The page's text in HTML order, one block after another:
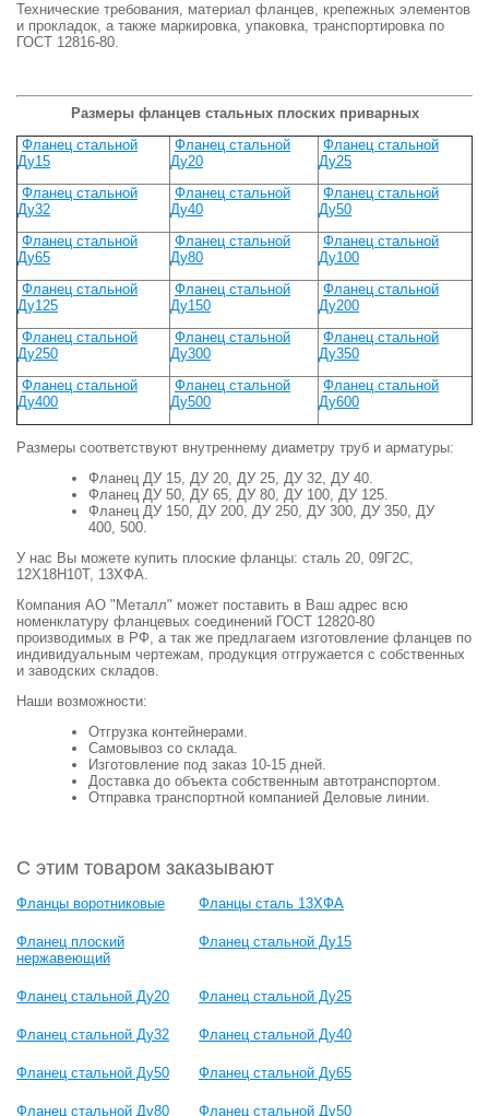
Технические требования, материал фланцев, крепежных элементов
и прокладок, а также маркировка, упаковка, транспортировка по
ГОСТ 12816-80.
Размеры фланцев стальных плоских приварных
Фланец стальной
Ду15
Фланец стальной
Ду20
Фланец стальной
Ду25
Фланец стальной
Ду32
Фланец стальной
Ду40
Фланец стальной
Ду50
Фланец стальной
Ду65
Фланец стальной
Ду80
Фланец стальной
Ду100
Фланец стальной
Ду125
Фланец стальной
Ду150
Фланец стальной
Ду200
Фланец стальной
Ду250
Фланец стальной
Ду300
Фланец стальной
Ду350
Фланец стальной
Ду400
Фланец стальной
Ду500
Фланец стальной
Ду600
Размеры соответствуют внутреннему диаметру труб и арматуры:
Фланец ДУ 15, ДУ 20, ДУ 25, ДУ 32, ДУ 40.
Фланец ДУ 50, ДУ 65, ДУ 80, ДУ 100, ДУ 125.
Фланец ДУ 150, ДУ 200, ДУ 250, ДУ 300, ДУ 350, ДУ
400, 500.
У нас Вы можете купить плоские фланцы: сталь 20, 09Г2С,
12Х18Н10Т, 13ХФА.
Компания АО "Металл" может поставить в Ваш адрес всю
номенклатуру фланцевых соединений ГОСТ 12820-80
производимых в РФ, а так же предлагаем изготовление фланцев по
индивидуальным чертежам, продукция отгружается с собственных
и заводских складов.
Наши возможности:
Отгрузка контейнерами.
Самовывоз со склада.
Изготовление под заказ 10-15 дней.
Доставка до объекта собственным автотранспортом.
Отправка транспортной компанией Деловые линии.
С этим товаром заказывают
Фланцы воротниковые Фланцы сталь 13ХФА
Фланец плоский
нержавеющий
Фланец стальной Ду15
Фланец стальной Ду20 Фланец стальной Ду25
Фланец стальной Ду32 Фланец стальной Ду40
Фланец стальной Ду50 Фланец стальной Ду65
Фланец стальной Ду80
Фланец стальной Ду50